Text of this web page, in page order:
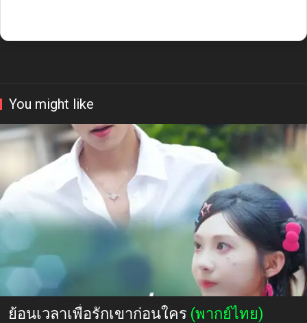
You might like
ย้อนเวลาเพื่อรักเขาก่อนใคร (พากย์ไทย)